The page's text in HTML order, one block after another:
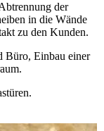
der
in die Wände
zu den Kunden.
Büro, Einbau einer